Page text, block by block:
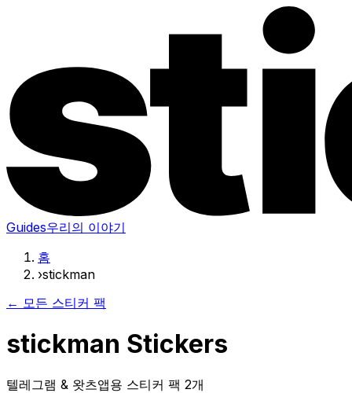
Guides우리의 이야기
홈
›stickman
← 모든 스티커 팩
stickman Stickers
텔레그램 & 왓츠앱용 스티커 팩 2개